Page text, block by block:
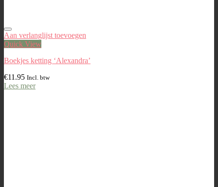
Aan verlanglijst toevoegen
Quick View
Boekjes ketting ‘Alexandra’
€11.95 Incl. btw
Lees meer